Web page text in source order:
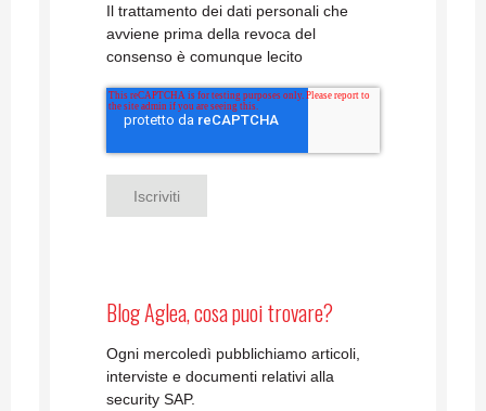
Il trattamento dei dati personali che
avviene prima della revoca del
consenso è comunque lecito
Blog Aglea, cosa puoi trovare?
Ogni mercoledì pubblichiamo articoli,
interviste e documenti relativi alla
security SAP.